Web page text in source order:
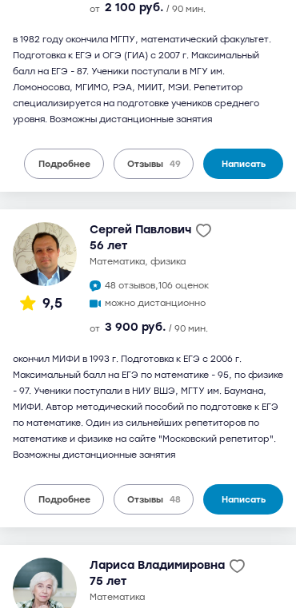
от 2 100 руб. / 90 мин.
в 1982 году окончила МГПУ, математический факультет.
Подготовка к ЕГЭ и ОГЭ (ГИА) с 2007 г. Максимальный
балл на ЕГЭ - 87. Ученики поступали в МГУ им.
Ломоносова, МГИМО, РЭА, МИИТ, МЭИ. Репетитор
специализируется на подготовке учеников среднего
уровня. Возможны дистанционные занятия
Подробнее Отзывы 49 Написать
9,5
Сергей Павлович
56 лет
математика, физика
48 отзывов,106 оценок
можно дистанционно
от 3 900 руб. / 90 мин.
окончил МИФИ в 1993 г. Подготовка к ЕГЭ с 2006 г.
Максимальный балл на ЕГЭ по математике - 95, по физике
- 97. Ученики поступали в НИУ ВШЭ, МГТУ им. Баумана,
МИФИ. Автор методический пособий по подготовке к ЕГЭ
по математике. Один из сильнейших репетиторов по
математике и физике на сайте "Московский репетитор".
Возможны дистанционные занятия
Подробнее Отзывы 48 Написать
Лариса Владимировна
75 лет
математика